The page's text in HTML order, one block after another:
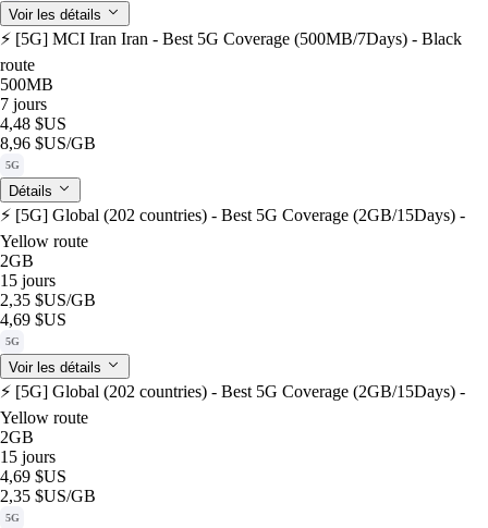
Voir les détails
⚡️ [5G] MCI Iran Iran - Best 5G Coverage (500MB/7Days) - Black
route
500MB
7 jours
4,48 $US
8,96 $US/GB
5G
Détails
⚡️ [5G] Global (202 countries) - Best 5G Coverage (2GB/15Days) -
Yellow route
2GB
15 jours
2,35 $US/GB
4,69 $US
5G
Voir les détails
⚡️ [5G] Global (202 countries) - Best 5G Coverage (2GB/15Days) -
Yellow route
2GB
15 jours
4,69 $US
2,35 $US/GB
5G